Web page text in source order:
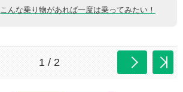
こんな乗り物があれば一度は乗ってみたい！
1 / 2